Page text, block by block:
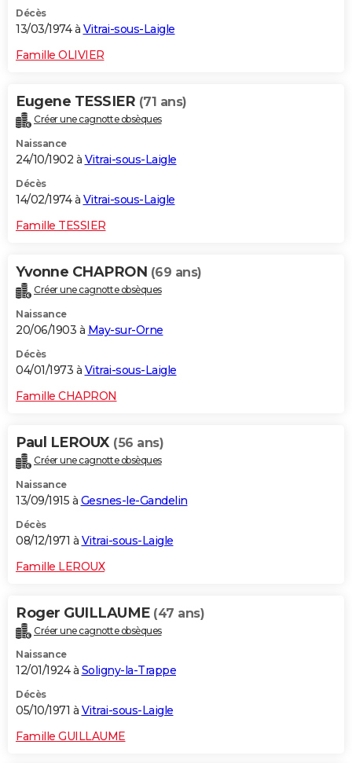
Décès
13/03/1974 à Vitrai-sous-Laigle
Famille OLIVIER
Eugene TESSIER (71 ans)
Créer une cagnotte obsèques
Naissance
24/10/1902 à Vitrai-sous-Laigle
Décès
14/02/1974 à Vitrai-sous-Laigle
Famille TESSIER
Yvonne CHAPRON (69 ans)
Créer une cagnotte obsèques
Naissance
20/06/1903 à May-sur-Orne
Décès
04/01/1973 à Vitrai-sous-Laigle
Famille CHAPRON
Paul LEROUX (56 ans)
Créer une cagnotte obsèques
Naissance
13/09/1915 à Gesnes-le-Gandelin
Décès
08/12/1971 à Vitrai-sous-Laigle
Famille LEROUX
Roger GUILLAUME (47 ans)
Créer une cagnotte obsèques
Naissance
12/01/1924 à Soligny-la-Trappe
Décès
05/10/1971 à Vitrai-sous-Laigle
Famille GUILLAUME